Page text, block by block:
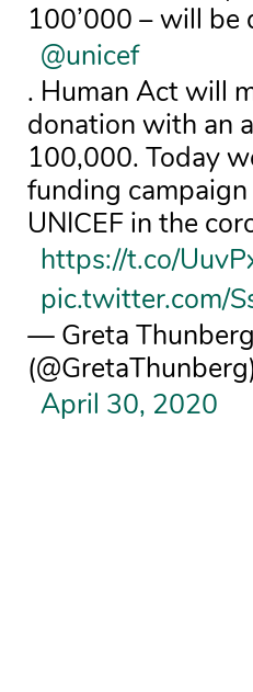
100’000 – will be
@unicef
. Human Act will
donation with an
100,000. Today
funding
UNICEF in the
https://t.co/
pic.twitter.com/
— Greta Thunberg
April 30, 2020